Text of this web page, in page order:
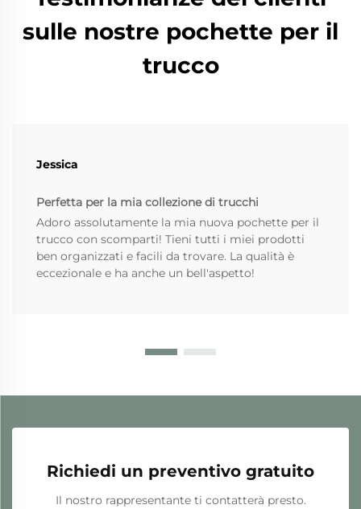
sulle nostre pochette per il
trucco
Jessica
Perfetta per la mia collezione di trucchi
Adoro assolutamente la mia nuova pochette per il
trucco con scomparti! Tieni tutti i miei prodotti
ben organizzati e facili da trovare. La qualità è
eccezionale e ha anche un bell'aspetto!
Richiedi un preventivo gratuito
Il nostro rappresentante ti contatterà presto.